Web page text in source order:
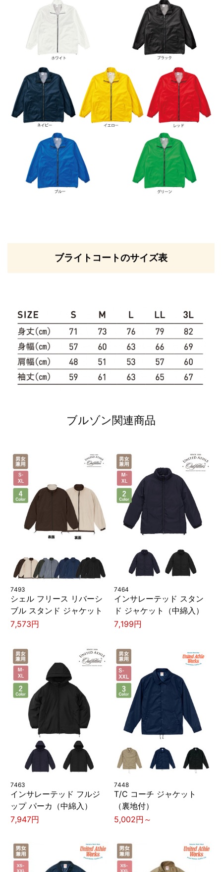
ブライトコートのサイズ表
ブルゾン関連商品
7493
シェル フリース リバーシ
ブル スタンド ジャケット
7,573円
7464
インサレーテッド スタン
ド ジャケット（中綿入）
7,199円
7463
インサレーテッド フルジ
ップ パーカ（中綿入）
7,947円
7448
T/C コーチ ジャケット
（裏地付）
5,002円～